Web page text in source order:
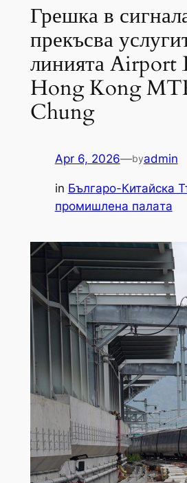
Грешка в
прекъсва
линията Airport
Hong Kong
Chung
Apr 6, 2026—byadmin
in Българо-Китайска
промишлена палaта